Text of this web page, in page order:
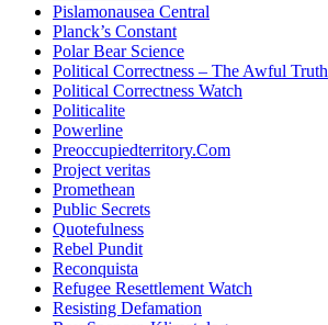
Pislamonausea Central
Planck’s Constant
Polar Bear Science
Political Correctness – The Awful Truth
Political Correctness Watch
Politicalite
Powerline
Preoccupiedterritory.Com
Project veritas
Promethean
Public Secrets
Quotefulness
Rebel Pundit
Reconquista
Refugee Resettlement Watch
Resisting Defamation